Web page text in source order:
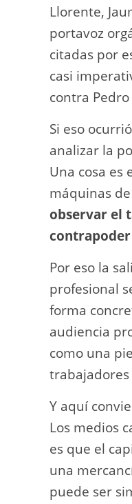
Llorente,
portavoz
citadas por
casi
contra Pedro
Si eso
analizar la
Una cosa es
máquinas
observar el
contrapoder
Por eso la
profesional
forma
audiencia
como una
Y aquí
Los medios
es que el
una
puede ser